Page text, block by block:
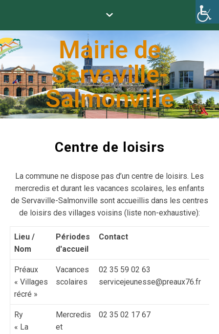
Mairie de
Servaville-
Salmonville
Centre de loisirs
La commune ne dispose pas d’un centre de loisirs. Les
mercredis et durant les vacances scolaires, les enfants
de Servaville-Salmonville sont accueillis dans les centres
de loisirs des villages voisins (liste non-exhaustive):
Lieu /
Nom
Périodes
d'accueil
Contact
Préaux
« Villages
récré »
Vacances
scolaires
02 35 59 02 63
servicejeunesse@preaux76.fr
Ry
« La
Mercredis
et
02 35 02 17 67